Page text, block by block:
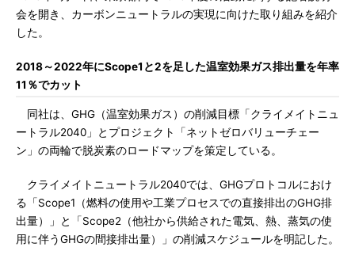
会を開き、カーボンニュートラルの実現に向けた取り組みを紹介
した。
2018～2022年にScope1と2を足した温室効果ガス排出量を年率
11％でカット
同社は、GHG（温室効果ガス）の削減目標「クライメイトニュ
ートラル2040」とプロジェクト「ネットゼロバリューチェー
ン」の両輪で脱炭素のロードマップを策定している。
クライメイトニュートラル2040では、GHGプロトコルにおけ
る「Scope1（燃料の使用や工業プロセスでの直接排出のGHG排
出量）」と「Scope2（他社から供給された電気、熱、蒸気の使
用に伴うGHGの間接排出量）」の削減スケジュールを明記した。